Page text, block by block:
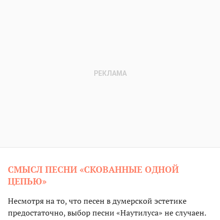
СМЫСЛ ПЕСНИ «СКОВАННЫЕ ОДНОЙ
ЦЕПЬЮ»
Несмотря на то, что песен в думерской эстетике
предостаточно, выбор песни «Наутилуса» не случаен.